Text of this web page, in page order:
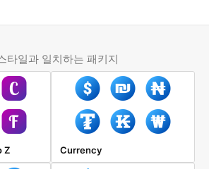
타일과 일치하는 패키지
Z Currency